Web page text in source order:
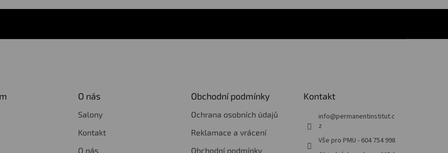
O nás
Salony
Kontakt
O nás
Obchodní podmínky
Ochrana osobních údajů
Reklamace a vrácení
Obchodní podmínky
Kontakt
info@permanentinstitut.c
z
Vše pro PMU - 604 754 998